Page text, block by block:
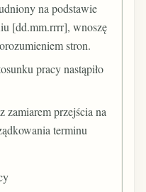
na podstawie
[dd.mm.rrrr], wnoszę
stron.
pracy nastąpiło
zamiarem przejścia na
terminu